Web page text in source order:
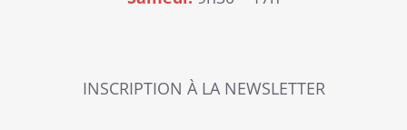
INSCRIPTION À LA NEWSLETTER